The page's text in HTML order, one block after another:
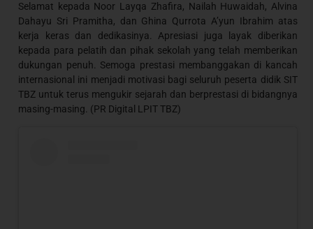
Selamat kepada Noor Layqa Zhafira, Nailah Huwaidah, Alvina
Dahayu Sri Pramitha, dan Ghina Qurrota A’yun Ibrahim atas
kerja keras dan dedikasinya. Apresiasi juga layak diberikan
kepada para pelatih dan pihak sekolah yang telah memberikan
dukungan penuh. Semoga prestasi membanggakan di kancah
internasional ini menjadi motivasi bagi seluruh peserta didik SIT
TBZ untuk terus mengukir sejarah dan berprestasi di bidangnya
masing-masing. (PR Digital LPIT TBZ)